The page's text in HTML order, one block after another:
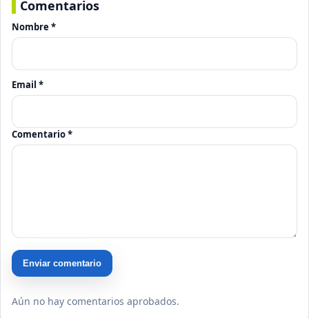
Comentarios
Nombre *
Email *
Comentario *
Enviar comentario
Aún no hay comentarios aprobados.